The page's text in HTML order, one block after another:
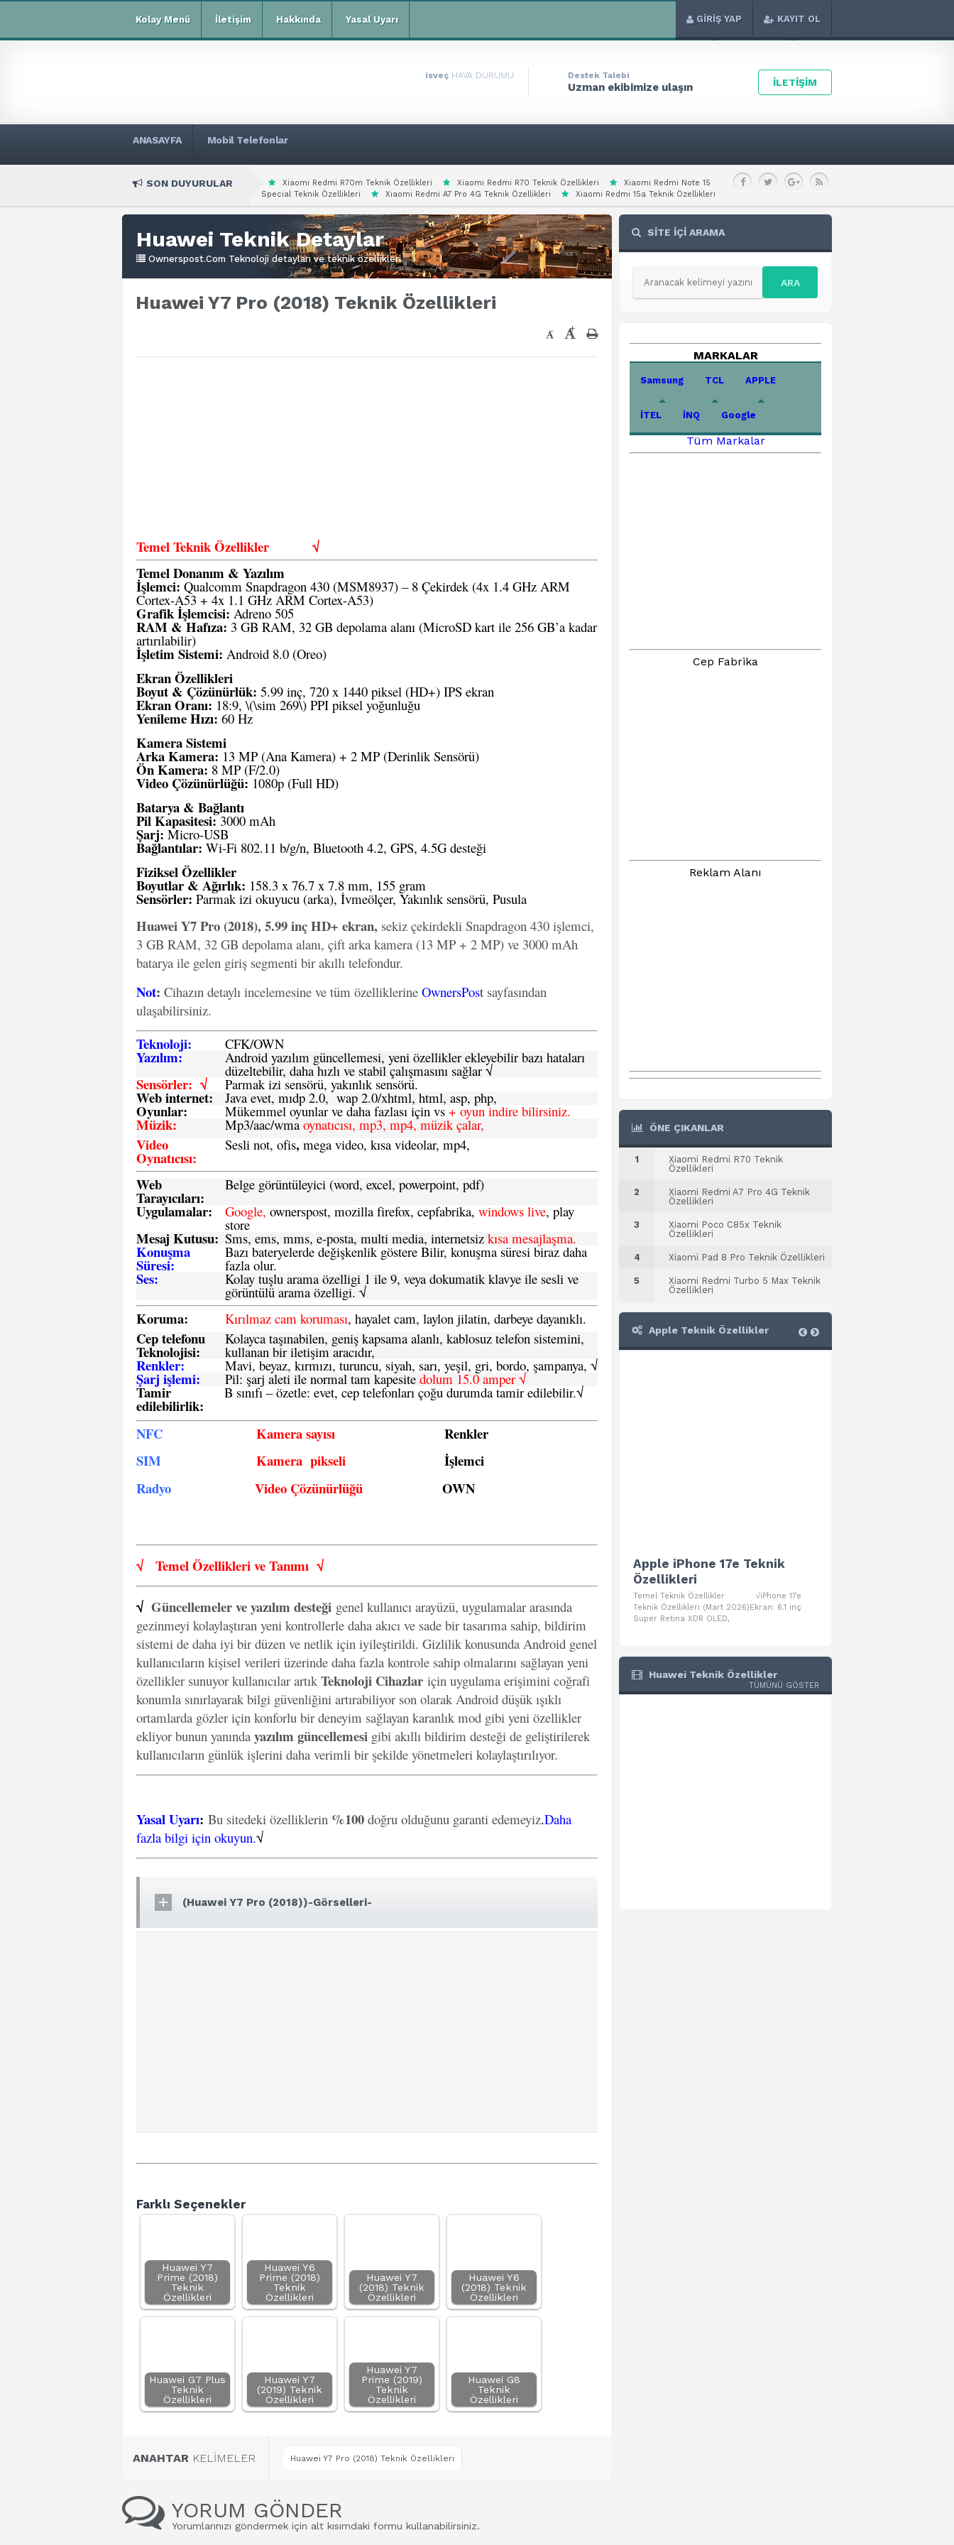
Kolay Menü İletişim Hakkında Yasal Uyarı GİRİŞ YAP KAYIT OL
isveç HAVA DURUMU Destek Talebi
Uzman ekibimize ulaşın İLETİŞİM
ANASAYFA Mobil Telefonlar
SON DUYURULAR Xiaomi Redmi R70m Teknik Özellikleri Xiaomi Redmi R70 Teknik Özellikleri
Xiaomi Redmi Note 15
Special Teknik Özellikleri
Xiaomi Redmi A7 Pro 4G Teknik Özellikleri Xiaomi Redmi 15a Teknik Özellikleri
Huawei Teknik Detaylar
Ownerspost.Com Teknoloji detayları ve teknik özellikleri.
Huawei Y7 Pro (2018) Teknik Özellikleri
- +
Temel Teknik Özellikler√
Temel Donanım & Yazılım
İşlemci: Qualcomm Snapdragon 430 (MSM8937) – 8 Çekirdek (4x 1.4 GHz ARM
Cortex-A53 + 4x 1.1 GHz ARM Cortex-A53)
Grafik İşlemcisi: Adreno 505
RAM & Hafıza: 3 GB RAM, 32 GB depolama alanı (MicroSD kart ile 256 GB’a kadar
artırılabilir)
İşletim Sistemi: Android 8.0 (Oreo)
Ekran Özellikleri
Boyut & Çözünürlük: 5.99 inç, 720 x 1440 piksel (HD+) IPS ekran
Ekran Oranı: 18:9, \(\sim 269\) PPI piksel yoğunluğu
Yenileme Hızı: 60 Hz
Kamera Sistemi
Arka Kamera: 13 MP (Ana Kamera) + 2 MP (Derinlik Sensörü)
Ön Kamera: 8 MP (F/2.0)
Video Çözünürlüğü: 1080p (Full HD)
Batarya & Bağlantı
Pil Kapasitesi:3000 mAh
Şarj: Micro-USB
Bağlantılar: Wi-Fi 802.11 b/g/n, Bluetooth 4.2, GPS, 4.5G desteği
Fiziksel Özellikler
Boyutlar & Ağırlık: 158.3 x 76.7 x 7.8 mm, 155 gram
Sensörler: Parmak izi okuyucu (arka), İvmeölçer, Yakınlık sensörü, Pusula
Huawei Y7 Pro (2018), 5.99 inç HD+ ekran, sekiz çekirdekli Snapdragon 430 işlemci,
3 GB RAM, 32 GB depolama alanı, çift arka kamera (13 MP + 2 MP) ve 3000 mAh
batarya ile gelen giriş segmenti bir akıllı telefondur.
Not: Cihazın detaylı incelemesine ve tüm özelliklerine OwnersPost sayfasından
ulaşabilirsiniz.
Teknoloji: CFK/OWN
Yazılım: Android yazılım güncellemesi, yeni özellikler ekleyebilir bazı hataları
düzeltebilir, daha hızlı ve stabil çalışmasını sağlar √
Sensörler: √ Parmak izi sensörü, yakınlık sensörü.
Web internet: Java evet, mıdp 2.0, wap 2.0/xhtml, html, asp, php,
Oyunlar: Mükemmel oyunlar ve daha fazlası için vs + oyun indire bilirsiniz.
Müzik: Mp3/aac/wmaoynatıcısı, mp3, mp4, müzik çalar,
Video
Oynatıcısı:
Sesli not, ofis, mega video, kısa videolar, mp4,
Web
Tarayıcıları:
Belge görüntüleyici (word, excel, powerpoint, pdf)
Uygulamalar: Google, ownerspost, mozilla firefox, cepfabrika, windows live, play
store
Mesaj Kutusu: Sms, ems, mms, e-posta, multi media, internetsiz kısa mesajlaşma.
Konuşma
Süresi:
Bazı bateryelerde değişkenlik göstere Bilir, konuşma süresi biraz daha
fazla olur.
Ses: Kolay tuşlu arama özelligi 1 ile 9, veya dokumatik klavye ile sesli ve
görüntülü arama özelligi. √
Koruma: Kırılmaz cam koruması, hayalet cam, laylon jilatin, darbeye dayanıklı.
Cep telefonu
Teknolojisi:
Kolayca taşınabilen, geniş kapsama alanlı, kablosuz telefon sistemini,
kullanan bir iletişim aracıdır,
Renkler: Mavi, beyaz, kırmızı, turuncu, siyah, sarı, yeşil, gri, bordo, şampanya, √
Şarj işlemi: Pil: şarj aleti ile normal tam kapesite dolum 15.0 amper √
Tamir
edilebilirlik:
B sınıfı – özetle: evet, cep telefonları çoğu durumda tamir edilebilir.√
NFC Kamera sayısı
Renkler
SIM
Kamera pikseli
İşlemci
Radyo
Video Çözünürlüğü OWN
√ Temel Özellikleri veTanımı √
√ Güncellemeler ve yazılım desteği genel kullanıcı arayüzü, uygulamalar arasında
gezinmeyi kolaylaştıran yeni kontrollerle daha akıcı ve sade bir tasarıma sahip, bildirim
sistemi de daha iyi bir düzen ve netlik için iyileştirildi. Gizlilik konusunda Android genel
kullanıcıların kişisel verileri üzerinde daha fazla kontrole sahip olmalarını sağlayan yeni
özellikler sunuyor kullanıcılar artıkTeknoloji Cihazlar için uygulama erişimini coğrafi
konumla sınırlayarak bilgi güvenliğini artırabiliyor son olarak Android düşük ışıklı
ortamlarda gözler için konforlu bir deneyim sağlayan karanlık mod gibi yeni özellikler
ekliyor bunun yanında yazılım güncellemesi gibi akıllı bildirim desteği de geliştirilerek
kullanıcıların günlük işlerini daha verimli bir şekilde yönetmeleri kolaylaştırılıyor.
Yasal Uyarı: Bu sitedeki özelliklerin %100 doğru olduğunu garanti edemeyiz.Daha
fazla bilgi için okuyun.√
(Huawei Y7 Pro (2018))-Görselleri-
Farklı Seçenekler
Huawei Y7
Prime (2018)
Teknik
Özellikleri
Huawei Y6
Prime (2018)
Teknik
Özellikleri
Huawei Y7
(2018) Teknik
Özellikleri
Huawei Y6
(2018) Teknik
Özellikleri
Huawei G7 Plus
Teknik
Özellikleri
Huawei Y7
(2019) Teknik
Özellikleri
Huawei Y7
Prime (2019)
Teknik
Özellikleri
Huawei G8
Teknik
Özellikleri
ANAHTAR KELİMELER Huawei Y7 Pro (2018) Teknik Özellikleri
YORUM GÖNDER
Yorumlarınızı göndermek için alt kısımdaki formu kullanabilirsiniz.
SİTE İÇİ ARAMA
ARA
MARKALAR
Samsung TCL APPLE
İTEL İNQ Google
Tüm Markalar
Cep Fabrika
Reklam Alanı
ÖNE ÇIKANLAR
1
Xiaomi Redmi R70 Teknik
Özellikleri
2
Xiaomi Redmi A7 Pro 4G Teknik
Özellikleri
3
Xiaomi Poco C85x Teknik
Özellikleri
4 Xiaomi Pad 8 Pro Teknik Özellikleri
5
Xiaomi Redmi Turbo 5 Max Teknik
Özellikleri
Apple Teknik Özellikler
Apple iPhone 17e Teknik
Özellikleri
Temel Teknik Özellikler √iPhone 17e
Teknik Özellikleri (Mart 2026)Ekran: 6.1 inç
Super Retina XDR OLED,
Huawei Teknik Özellikler
TÜMÜNÜ GÖSTER